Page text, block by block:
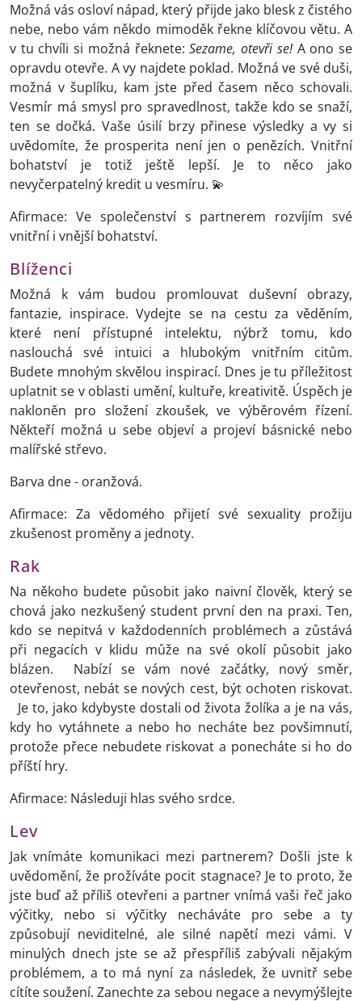
Možná vás osloví nápad, který přijde jako blesk z čistého
nebe, nebo vám někdo mimoděk řekne klíčovou větu. A
v tu chvíli si možná řeknete:Sezame, otevři se!A ono se
opravdu otevře. A vy najdete poklad. Možná ve své duši,
možná v šuplíku, kam jste před časem něco schovali.
Vesmír má smysl pro spravedlnost, takže kdo se snaží,
ten se dočká. Vaše úsilí brzy přinese výsledky a vy si
uvědomíte, že prosperita není jen o penězích. Vnitřní
bohatství je totiž ještě lepší. Je to něco jako
nevyčerpatelný kredit u vesmíru. 💫
Afirmace: Ve společenství s partnerem rozvíjím své
vnitřní i vnější bohatství.
Blíženci
Možná k vám budou promlouvat duševní obrazy,
fantazie, inspirace. Vydejte se na cestu za věděním,
které není přístupné intelektu, nýbrž tomu, kdo
naslouchá své intuici a hlubokým vnitřním citům.
Budete mnohým skvělou inspirací. Dnes je tu příležitost
uplatnit se v oblasti umění, kultuře, kreativitě. Úspěch je
nakloněn pro složení zkoušek, ve výběrovém řízení.
Někteří možná u sebe objeví a projeví básnické nebo
malířské střevo.
Barva dne - oranžová.
Afirmace: Za vědomého přijetí své sexuality prožiju
zkušenost proměny a jednoty.
Rak
Na někoho budete působit jako naivní člověk, který se
chová jako nezkušený student první den na praxi. Ten,
kdo se nepitvá v každodenních problémech a zůstává
při negacích v klidu může na své okolí působit jako
blázen. Nabízí se vám nové začátky, nový směr,
otevřenost, nebát se nových cest, být ochoten riskovat.
Je to, jako kdybyste dostali od života žolíka a je na vás,
kdy ho vytáhnete a nebo ho necháte bez povšimnutí,
protože přece nebudete riskovat a ponecháte si ho do
příští hry.
Afirmace: Následuji hlas svého srdce.
Lev
Jak vnímáte komunikaci mezi partnerem? Došli jste k
uvědomění, že prožíváte pocit stagnace? Je to proto, že
jste buď až příliš otevřeni a partner vnímá vaši řeč jako
výčitky, nebo si výčitky necháváte pro sebe a ty
způsobují neviditelné, ale silné napětí mezi vámi. V
minulých dnech jste se až přespříliš zabývali nějakým
problémem, a to má nyní za následek, že uvnitř sebe
cítíte soužení. Zanechte za sebou negace a nevymýšlejte